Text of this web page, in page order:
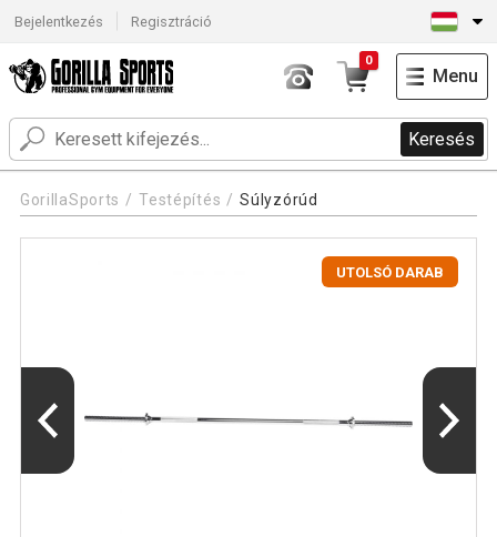
Bejelentkezés Regisztráció
Keresés
0
Menu
GorillaSports Testépítés Súlyzórúd
UTOLSÓ DARAB